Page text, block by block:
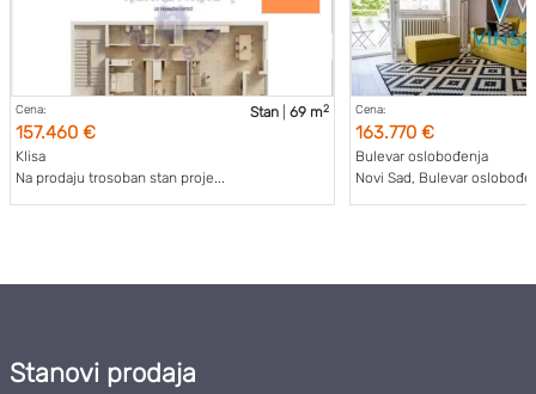
Cena:
157.460 €
Stan 69 m2
Klisa
Na prodaju trosoban stan proje...
Cena:
163.770 €
Bulevar oslobođenja
Novi Sad, Bulevar
Stanovi prodaja